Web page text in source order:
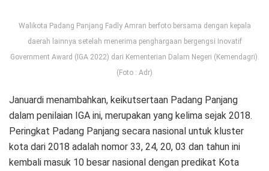
Walikota Padang Panjang Fadly Amran berfoto bersama dengan kepala
daerah lainnya setelah menerima penghargaan bergengsi Inovatif
Government Award (IGA 2022) dari Kementerian Dalam Negeri (Kemendagri).
(Foto : Adr)
Januardi menambahkan, keikutsertaan Padang Panjang
dalam penilaian IGA ini, merupakan yang kelima sejak 2018.
Peringkat Padang Panjang secara nasional untuk kluster
kota dari 2018 adalah nomor 33, 24, 20, 03 dan tahun ini
kembali masuk 10 besar nasional dengan predikat Kota